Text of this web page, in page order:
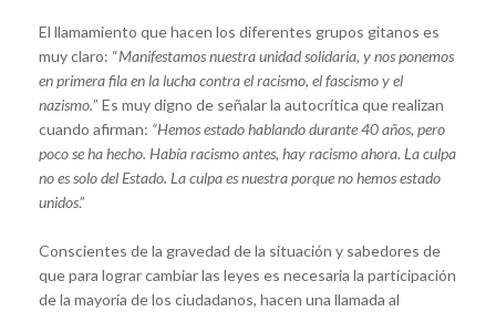
El llamamiento que hacen los diferentes grupos gitanos es
muy claro: “Manifestamos nuestra unidad solidaria, y nos ponemos
en primera fila en la lucha contra el racismo, el fascismo y el
nazismo.” Es muy digno de señalar la autocrítica que realizan
cuando afirman: “Hemos estado hablando durante 40 años, pero
poco se ha hecho. Había racismo antes, hay racismo ahora. La culpa
no es solo del Estado. La culpa es nuestra porque no hemos estado
unidos.”
Conscientes de la gravedad de la situación y sabedores de
que para lograr cambiar las leyes es necesaria la participación
de la mayoría de los ciudadanos, hacen una llamada al